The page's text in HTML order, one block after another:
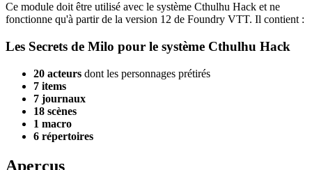
Ce module doit être utilisé avec le système Cthulhu Hack et ne
fonctionne qu'à partir de la version 12 de Foundry VTT. Il contient :
Les Secrets de Milo pour le système Cthulhu Hack
20 acteurs dont les personnages prétirés
7 items
7 journaux
18 scènes
1 macro
6 répertoires
Aperçus